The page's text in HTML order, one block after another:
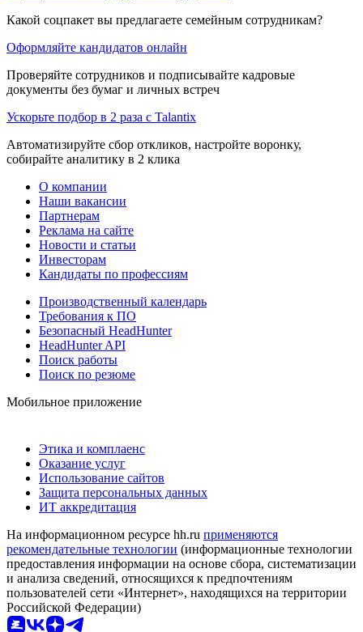
Какой соцпакет вы предлагаете семейным сотрудникам?
Оформляйте кандидатов онлайн
Проверяйте сотрудников и подписывайте кадровые
документы без бумаг и личных встреч
Ускорьте подбор в 2 раза с Talantix
Автоматизируйте сбор откликов, настройте воронку,
собирайте аналитику в 2 клика
О компании
Наши вакансии
Партнерам
Реклама на сайте
Новости и статьи
Инвесторам
Кандидаты по профессиям
Производственный календарь
Требования к ПО
Безопасный HeadHunter
HeadHunter API
Поиск работы
Поиск по резюме
Мобильное приложение
Этика и комплаенс
Оказание услуг
Использование сайтов
Защита персональных данных
ИТ аккредитация
На информационном ресурсе hh.ru применяются
рекомендательные технологии (информационные технологии
предоставления информации на основе сбора, систематизации
и анализа сведений, относящихся к предпочтениям
пользователей сети «Интернет», находящихся на территории
Российской Федерации)